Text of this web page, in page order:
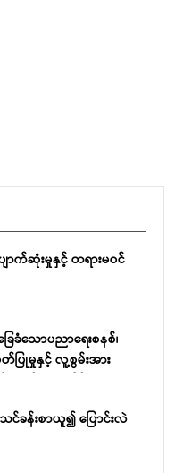
ာက်ဆုံးမှုနှင့် တရားမဝင်
သောပညာရေးစနစ်၊
ြုမှုနှင့် လူ့စွမ်းအား
တက်ရေး အပိုင်း (၂)
န်းစာယူ၍ ပြောင်းလဲ